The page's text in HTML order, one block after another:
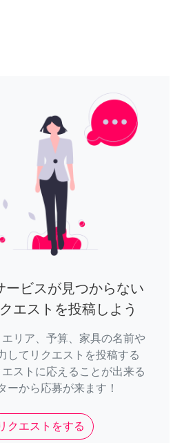
ービスが見つからない
エストを投稿しよう
リア、予算、家具の名前や
してリクエストを投稿する
ストに応えることが出来る
ーから応募が来ます！
クエストをする